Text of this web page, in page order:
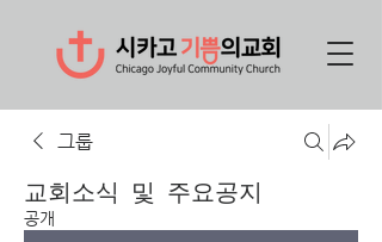
그룹
교회소식 및 주요공지
공개